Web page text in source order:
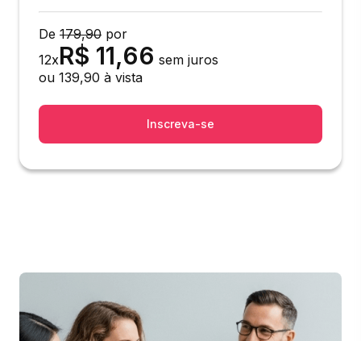
De 179,90 por
12xR$ 11,66 sem juros
ou 139,90 à vista
Inscreva-se